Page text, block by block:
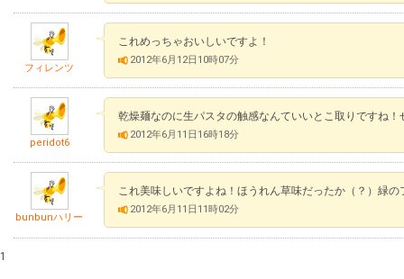
フィレンツ
これめっちゃおいしいですよ！
2012年6月12日10時07分
peridot6
乾燥麺なのに生パスタの触感なんていいとこ取りですね
2012年6月11日16時18分
bunbunハリー
これ美味しいですよね！ほうれん草味だったか（？）緑
2012年6月11日11時02分
1